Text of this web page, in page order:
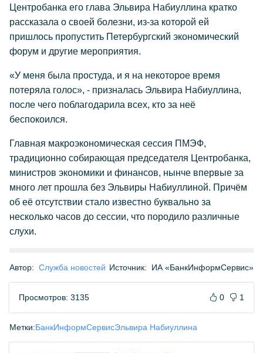
Центробанка его глава Эльвира Набиуллина кратко
рассказала о своей болезни, из-за которой ей
пришлось пропустить Петербургский экономический
форум и другие мероприятия.
«У меня была простуда, и я на некоторое время
потеряла голос», - призналась Эльвира Набиуллина,
после чего поблагодарила всех, кто за неё
беспокоился.
Главная макроэкономическая сессия ПМЭФ,
традиционно собирающая председателя Центробанка,
министров экономики и финансов, нынче впервые за
много лет прошла без Эльвиры Набиуллиной. Причём
об её отсутствии стало известно буквально за
несколько часов до сессии, что породило различные
слухи.
Автор: Служба новостей Источник: ИА «БанкИнформСервис»
Просмотров: 3135 0 1
Метки:БанкИнформСервисЭльвира Набиуллина